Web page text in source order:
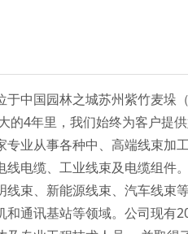
中国园林之城苏州紫竹麦垛
4年里，我们始终为客户提
业从事各种中、高端线束加
电缆、工业线束及电缆组件
束、新能源线束、汽车线束
通讯基站等领域。公司现有